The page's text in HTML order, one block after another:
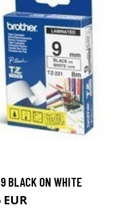
BLACK ON WHITE
EUR